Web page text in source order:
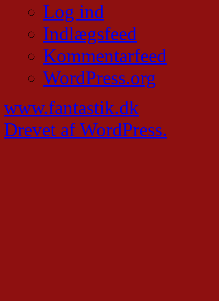
Log ind
Indlægsfeed
Kommentarfeed
WordPress.org
www.fantastik.dk
Drevet af WordPress.